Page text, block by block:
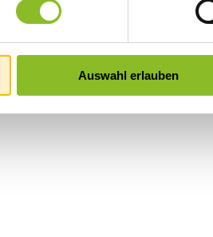
Auswahl erlauben